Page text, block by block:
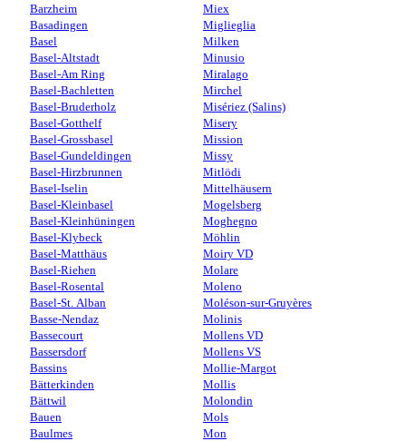
Barzheim
Basadingen
Basel
Basel-Altstadt
Basel-Am Ring
Basel-Bachletten
Basel-Bruderholz
Basel-Gotthelf
Basel-Grossbasel
Basel-Gundeldingen
Basel-Hirzbrunnen
Basel-Iselin
Basel-Kleinbasel
Basel-Kleinhüningen
Basel-Klybeck
Basel-Matthäus
Basel-Riehen
Basel-Rosental
Basel-St. Alban
Basse-Nendaz
Bassecourt
Bassersdorf
Bassins
Bätterkinden
Bättwil
Bauen
Baulmes
Miex
Miglieglia
Milken
Minusio
Miralago
Mirchel
Misériez (Salins)
Misery
Mission
Missy
Mitlödi
Mittelhäusern
Mogelsberg
Moghegno
Möhlin
Moiry VD
Molare
Moleno
Moléson-sur-Gruyères
Molinis
Mollens VD
Mollens VS
Mollie-Margot
Mollis
Molondin
Mols
Mon